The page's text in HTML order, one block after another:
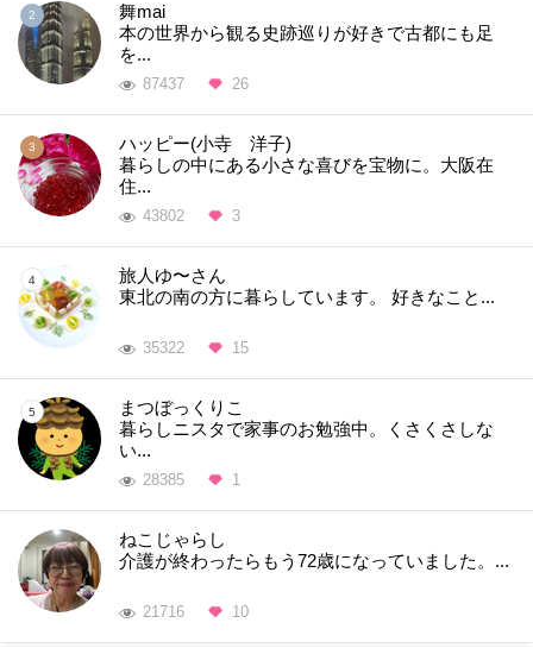
舞mai
本の世界から観る史跡巡りが好きで古都にも足
を...
87437 26
ハッピー(小寺 洋子)
暮らしの中にある小さな喜びを宝物に。大阪在
住...
43802 3
旅人ゆ〜さん
東北の南の方に暮らしています。 好きなこと...
35322 15
まつぼっくりこ
暮らしニスタで家事のお勉強中。くさくさしな
い...
28385 1
ねこじゃらし
介護が終わったらもう72歳になっていました。...
21716 10